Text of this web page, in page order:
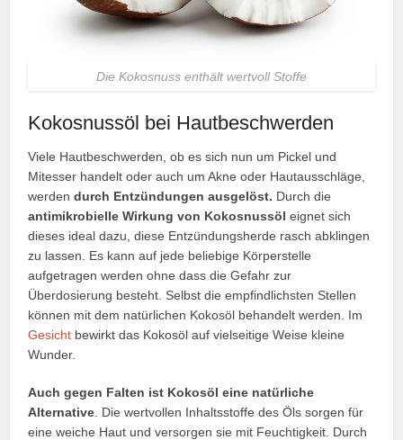
Die Kokosnuss enthält wertvoll Stoffe
Kokosnussöl bei Hautbeschwerden
Viele Hautbeschwerden, ob es sich nun um Pickel und
Mitesser handelt oder auch um Akne oder Hautausschläge,
werden durch Entzündungen ausgelöst. Durch die
antimikrobielle Wirkung von Kokosnussöl eignet sich
dieses ideal dazu, diese Entzündungsherde rasch abklingen
zu lassen. Es kann auf jede beliebige Körperstelle
aufgetragen werden ohne dass die Gefahr zur
Überdosierung besteht. Selbst die empfindlichsten Stellen
können mit dem natürlichen Kokosöl behandelt werden. Im
Gesicht bewirkt das Kokosöl auf vielseitige Weise kleine
Wunder.
Auch gegen Falten ist Kokosöl eine natürliche
Alternative . Die wertvollen Inhaltsstoffe des Öls sorgen für
eine weiche Haut und versorgen sie mit Feuchtigkeit. Durch